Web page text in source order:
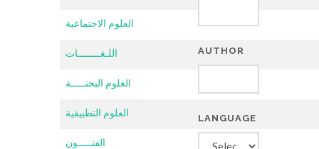
العلوم الاجتماعية
اللـغــــــــات
العلوم البحتـــــة
العلوم التطبيقية
الفنـــــون
AUTHOR
LANGUAGE